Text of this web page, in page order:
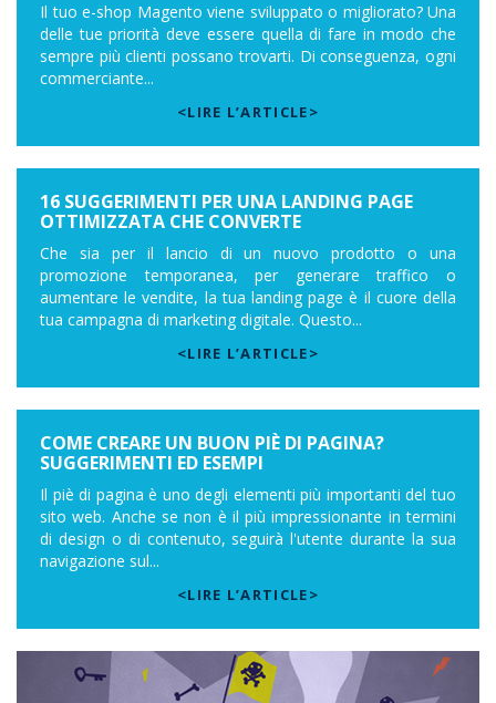
Il tuo e-shop Magento viene sviluppato o migliorato? Una
delle tue priorità deve essere quella di fare in modo che
sempre più clienti possano trovarti. Di conseguenza, ogni
commerciante...
<LIRE L’ARTICLE>
16 SUGGERIMENTI PER UNA LANDING PAGE
OTTIMIZZATA CHE CONVERTE
Che sia per il lancio di un nuovo prodotto o una
promozione temporanea, per generare traffico o
aumentare le vendite, la tua landing page è il cuore della
tua campagna di marketing digitale. Questo...
<LIRE L’ARTICLE>
COME CREARE UN BUON PIÈ DI PAGINA?
SUGGERIMENTI ED ESEMPI
Il piè di pagina è uno degli elementi più importanti del tuo
sito web. Anche se non è il più impressionante in termini
di design o di contenuto, seguirà l'utente durante la sua
navigazione sul...
<LIRE L’ARTICLE>